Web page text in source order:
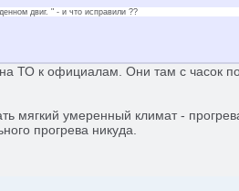
двиг. " - и что исправили ??
ТО к официалам. Они там с часок
мягкий умеренный климат -
прогрева никуда.